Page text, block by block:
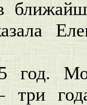
год.
– три